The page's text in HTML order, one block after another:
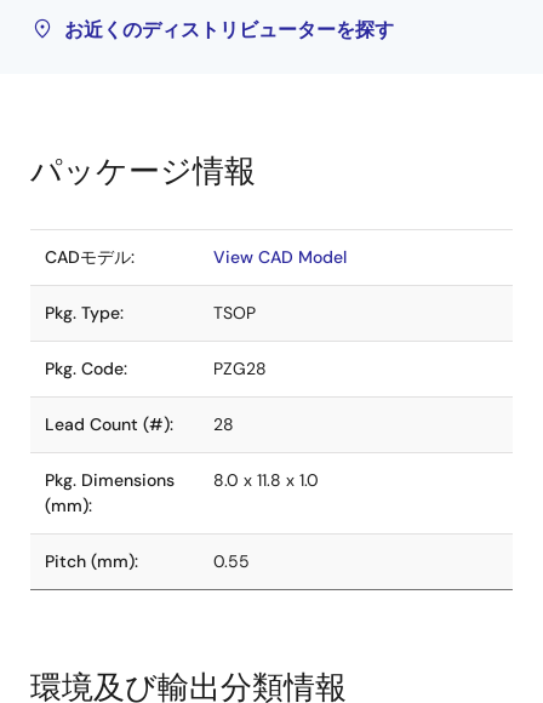
お近くのディストリビューターを探す
パッケージ情報
CADモデル: View CAD Model
Pkg. Type: TSOP
Pkg. Code: PZG28
Lead Count (#): 28
Pkg. Dimensions
(mm):
8.0 x 11.8 x 1.0
Pitch (mm): 0.55
環境及び輸出分類情報